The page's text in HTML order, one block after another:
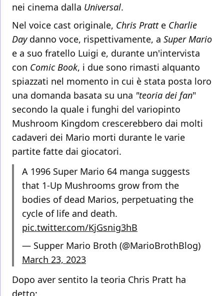
nei cinema dalla Universal.
Nel voice cast originale, Chris Pratte Charlie
Daydanno voce, rispettivamente, a Super Mario
e a suo fratello Luigi e, durante un'intervista
con Comic Book, i due sono rimasti alquanto
spiazzati nel momento in cui è stata posta loro
una domanda basata su una "teoria dei fan"
secondo la quale i funghi del variopinto
Mushroom Kingdom crescerebbero dai molti
cadaveri dei Mario morti durante le varie
partite fatte dai giocatori.
A 1996 Super Mario 64 manga suggests
that 1-Up Mushrooms grow from the
bodies of dead Marios, perpetuating the
cycle of life and death.
pic.twitter.com/KjGsnig3hB
— Supper Mario Broth (@MarioBrothBlog)
March 23, 2023
Dopo aver sentito la teoria Chris Pratt ha